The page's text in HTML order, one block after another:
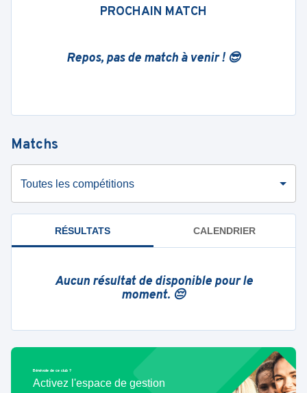
PROCHAIN MATCH
Repos, pas de match à venir ! 😎
Matchs
Toutes les compétitions
RÉSULTATS CALENDRIER
Aucun résultat de disponible pour le
moment. 😔
Bénévole de ce club ?
Activez l'espace de gestion